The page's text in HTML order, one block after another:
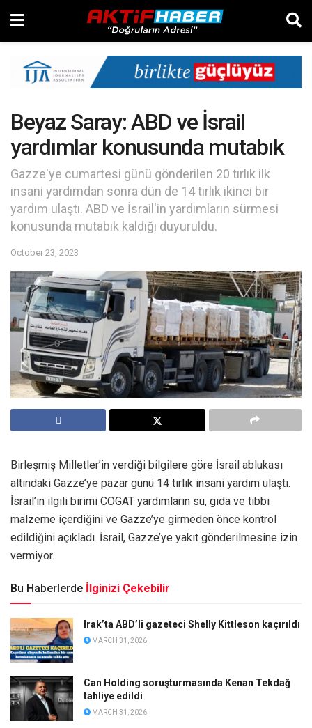
Beyaz Saray: ABD ve İsrail
yardımlar konusunda mutabık
Gazze'ye cumartesi günü gönderilen 20 tırlık ilk
insani yardımdan sonra dün de 14 tırlık ikinci bir
yardım ulaştı. ABD ve İsrail'in yardımların sürmesi
konusunda mutabık kaldığı duyuruldu.
October 23, 2023
Birleşmiş Milletler’in verdiği bilgilere göre İsrail ablukası
altındaki Gazze’ye pazar günü 14 tırlık insani yardım ulaştı.
İsrail’in ilgili birimi COGAT yardımların su, gıda ve tıbbi
malzeme içerdiğini ve Gazze’ye girmeden önce kontrol
edildiğini açıkladı. İsrail, Gazze’ye yakıt gönderilmesine izin
vermiyor.
Bu Haberlerde İlginizi Çekebilir
Irak’ta ABD’li gazeteci Shelly Kittleson kaçırıldı
MARCH 31, 2026
Can Holding soruşturmasında Kenan Tekdağ
tahliye edildi
MARCH 31, 2026